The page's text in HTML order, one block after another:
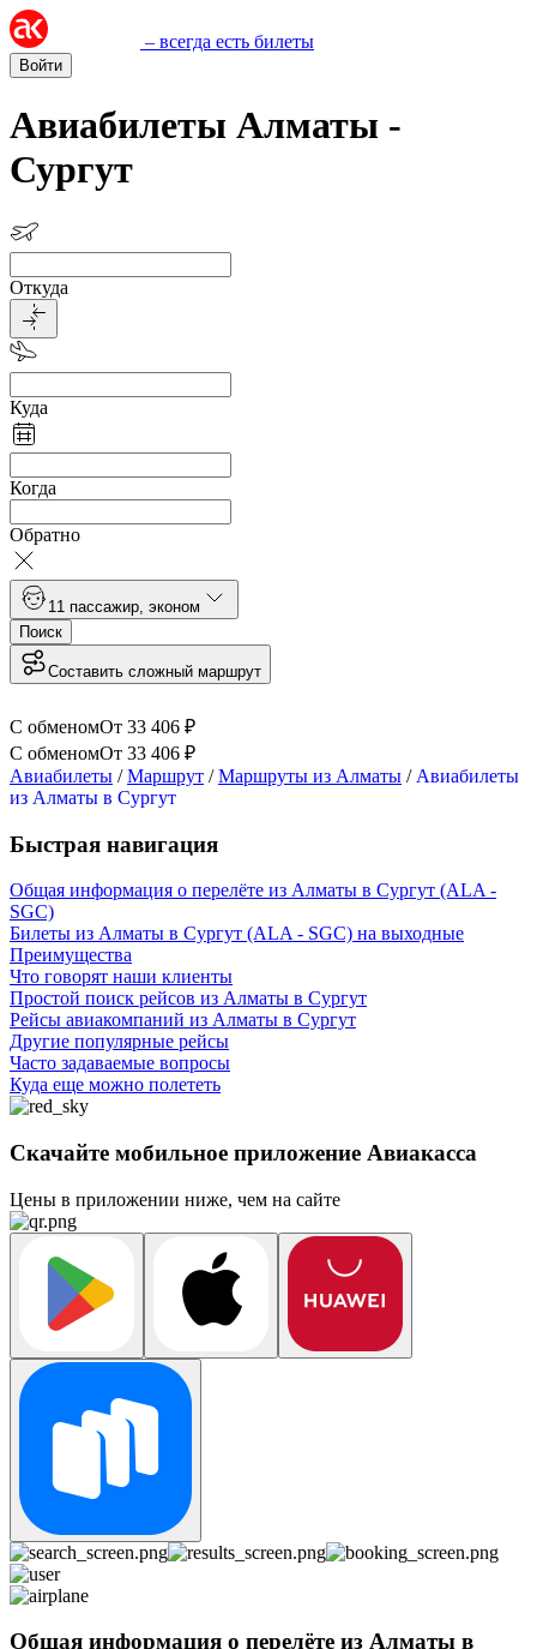
– всегда есть билеты
Войти
Авиабилеты Алматы -
Сургут
Откуда
Куда
Когда
Обратно
1 1 пассажир эконом
Поиск
Составить сложный маршрут
С обменомОт 33 406 ₽
С обменомОт 33 406 ₽
Авиабилеты /Маршрут /Маршруты из Алматы / Авиабилеты
из Алматы в Сургут
Быстрая навигация
Общая информация о перелёте из Алматы в Сургут (ALA -
SGC)
Билеты из Алматы в Сургут (ALA - SGC) на выходные
Преимущества
Что говорят наши клиенты
Простой поиск рейсов из Алматы в Сургут
Рейсы авиакомпаний из Алматы в Сургут
Другие популярные рейсы
Часто задаваемые вопросы
Куда еще можно полететь
Скачайте мобильное приложение Авиакасса
Цены в приложении ниже, чем на сайте
Общая информация о перелёте из Алматы в